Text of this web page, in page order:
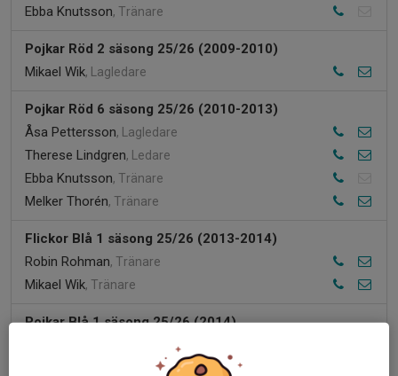
Ebba Knutsson, Tränare
Pojkar Röd 2 säsong 25/26 (2009-2010)
Mikael Wik, Lagledare
Pojkar Röd 6 säsong 25/26 (2010-2013)
Åsa Pettersson, Lagledare
Therese Lindgren, Ledare
Ebba Knutsson, Tränare
Melker Thorén, Tränare
Flickor Blå 1 säsong 25/26 (2013-2014)
Robin Rohman, Tränare
Mikael Wik, Tränare
Pojkar Blå 1 säsong 25/26 (2014)
, Lagledare